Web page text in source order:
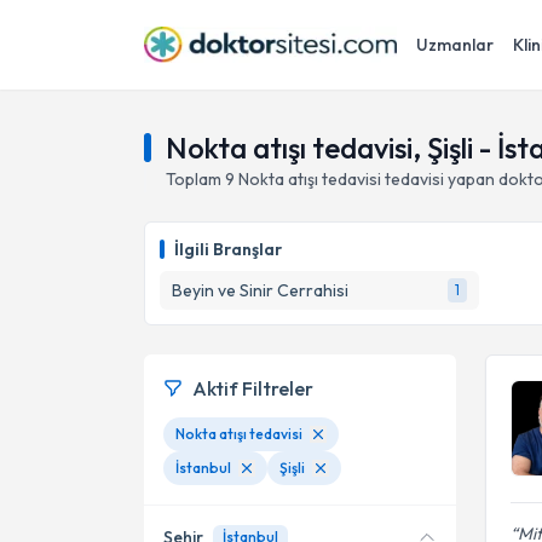
Uzmanlar
Nokta atışı tedavisi, Şişli -
Toplam 9 Nokta atışı tedavisi tedavisi yapan
İlgili Branşlar
Beyin ve Sinir Cerrahisi
1
Aktif Filtreler
Nokta atışı tedavisi
İstanbul
Şişli
Şehir İstanbul